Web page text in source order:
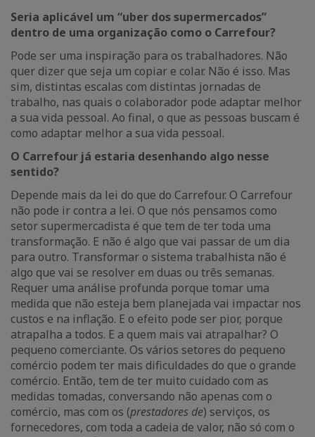
Seria aplicável um “uber dos supermercados”
dentro de uma organização como o Carrefour?
Pode ser uma inspiração para os trabalhadores. Não
quer dizer que seja um copiar e colar. Não é isso. Mas
sim, distintas escalas com distintas jornadas de
trabalho, nas quais o colaborador pode adaptar melhor
a sua vida pessoal. Ao final, o que as pessoas buscam é
como adaptar melhor a sua vida pessoal.
O Carrefour já estaria desenhando algo nesse
sentido?
Depende mais da lei do que do Carrefour. O Carrefour
não pode ir contra a lei. O que nós pensamos como
setor supermercadista é que tem de ter toda uma
transformação. E não é algo que vai passar de um dia
para outro. Transformar o sistema trabalhista não é
algo que vai se resolver em duas ou três semanas.
Requer uma análise profunda porque tomar uma
medida que não esteja bem planejada vai impactar nos
custos e na inflação. E o efeito pode ser pior, porque
atrapalha a todos. E a quem mais vai atrapalhar? O
pequeno comerciante. Os vários setores do pequeno
comércio podem ter mais dificuldades do que o grande
comércio. Então, tem de ter muito cuidado com as
medidas tomadas, conversando não apenas com o
comércio, mas com os (prestadores de) serviços, os
fornecedores, com toda a cadeia de valor, não só com o